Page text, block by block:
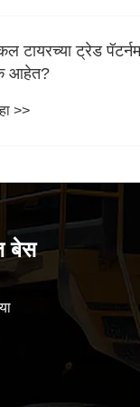
कमी करण्यासाठी फास्ट
सेवा का महत्त्वाची आहे
>>
बेस